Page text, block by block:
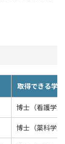
取得できる学位
博士（看護学）
博士（薬科学）